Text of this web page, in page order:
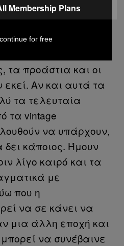
σε διαφορετικές
μου. Υπάρχει κάτι
τους τόπους –
στις
τα προάστια και οι
Αν και αυτά τα
τα τελευταία
τα vintage
να υπάρχουν,
δει κάποιος. Ήμουν
λίγο καιρό και τα
με
που η
να σε κάνει να
μια άλλη εποχή και
να συνέβαινε
Membership Plans
for free